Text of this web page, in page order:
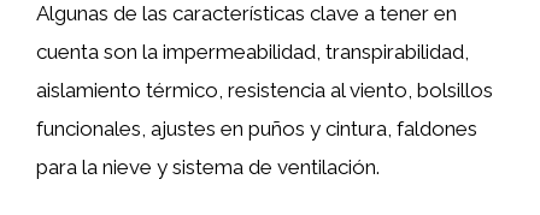
Algunas de las características clave a tener en
cuenta son la impermeabilidad, transpirabilidad,
aislamiento térmico, resistencia al viento, bolsillos
funcionales, ajustes en puños y cintura, faldones
para la nieve y sistema de ventilación.